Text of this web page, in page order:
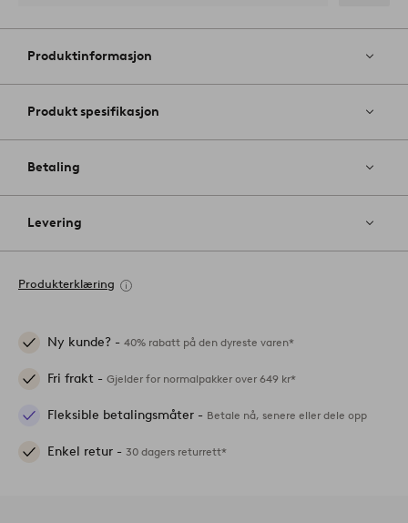
til
Produktinformasjon
Produkt spesifikasjon
Betaling
Levering
Produkterklæring
Ny kunde? - 40% rabatt på den dyreste varen*
Fri frakt - Gjelder for normalpakker over 649 kr*
Fleksible betalingsmåter - Betale nå, senere eller dele opp
Enkel retur - 30 dagers returrett*